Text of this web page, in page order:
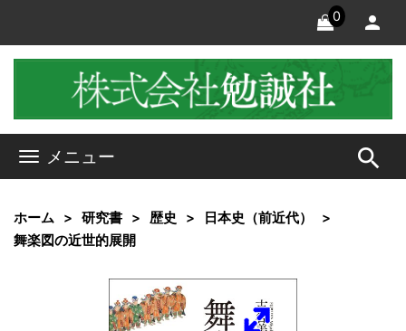
0
メニュー search
ホーム 研究書 歴史
日本史（前近代）
舞楽図の近世的展開